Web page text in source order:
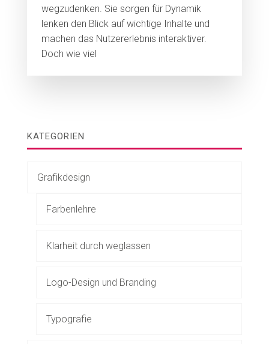
wegzudenken. Sie sorgen für Dynamik
lenken den Blick auf wichtige Inhalte und
machen das Nutzererlebnis interaktiver.
Doch wie viel
KATEGORIEN
Grafikdesign
Farbenlehre
Klarheit durch weglassen
Logo-Design und Branding
Typografie